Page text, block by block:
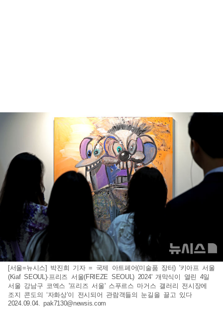
[서울=뉴시스] 박진희 기자 = 국제 아트페어(미술품 장터) '키아프 서울
(Kiaf SEOUL)·프리즈 서울(FRIEZE SEOUL) 2024' 개막식이 열린 4일
서울 강남구 코엑스 '프리즈 서울' 스푸르스 마거스 갤러리 전시장에
조지 콘도의 ‘자화상’이 전시되어 관람객들의 눈길을 끌고 있다
2024.09.04.pak7130@newsis.com